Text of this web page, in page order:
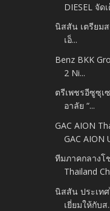
DIESEL จัด
นิสสัน เตรียม
เอ็...
Benz BKK
2 Ni...
ตรีเพชรอีซูซุเ
อาลัย “...
GAC AION
GAC AION
ทีมภาคกลางโ
Thailand
นิสสัน ประเท
เยี่ยมให้กับส